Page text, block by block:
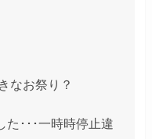
なお祭り？
た･･･一時時停止違